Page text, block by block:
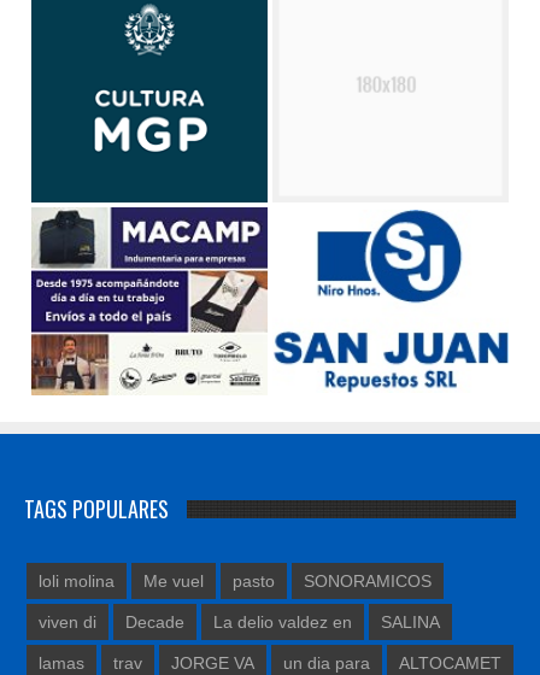
TAGS POPULARES
loli molina Me vuel pasto SONORAMICOS
viven di Decade La delio valdez en SALINA
lamas trav JORGE VA un dia para ALTOCAMET